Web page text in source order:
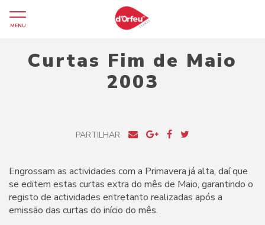
MENU
Curtas Fim de Maio
2003
PARTILHAR
Engrossam as actividades com a Primavera já alta, daí que
se editem estas curtas extra do mês de Maio, garantindo o
registo de actividades entretanto realizadas após a
emissão das curtas do início do mês.